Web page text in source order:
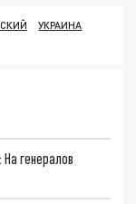
УКРАИНА
генералов